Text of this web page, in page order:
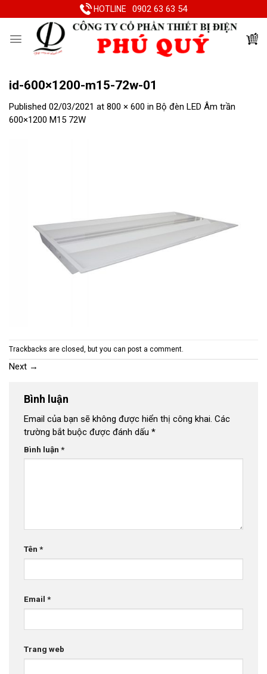
to
HOTLINE 0902 63 63 54
id-600×1200-m15-72w-01
Published 02/03/2021 at 800 × 600 in Bộ đèn LED Âm trần
600×1200 M15 72W
Trackbacks are closed, but you can post a comment.
Next →
Bình luận
Email của bạn sẽ không được hiển thị công khai. Các
trường bắt buộc được đánh dấu *
Bình luận *
Tên *
Email *
Trang web